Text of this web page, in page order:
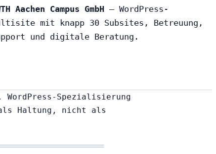
Aachen Campus GmbH
— WordPress-
mit knapp 30 Subsites, Betreuung,
und digitale Beratung.
Spezialisierung
Haltung, nicht als